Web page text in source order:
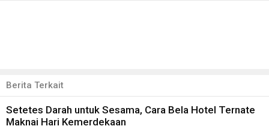
Berita Terkait
Setetes Darah untuk Sesama, Cara Bela Hotel Ternate
Maknai Hari Kemerdekaan